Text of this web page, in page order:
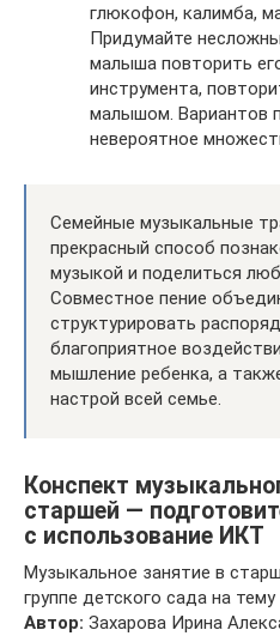
глюкофон, калимба,
Придумайте
малыша повторить
инструмента,
малышом. Вариантов
невероятное
Семейные музыкальные
прекрасный способ
музыкой и поделиться
Совместное пение
структурировать
благоприятное
мышление ребенка, а
настрой всей семье.
Конспект
старшей —
с использование ИКТ
Музыкальное занятие в
группе детского сада на
Автор: Захарова Ирина